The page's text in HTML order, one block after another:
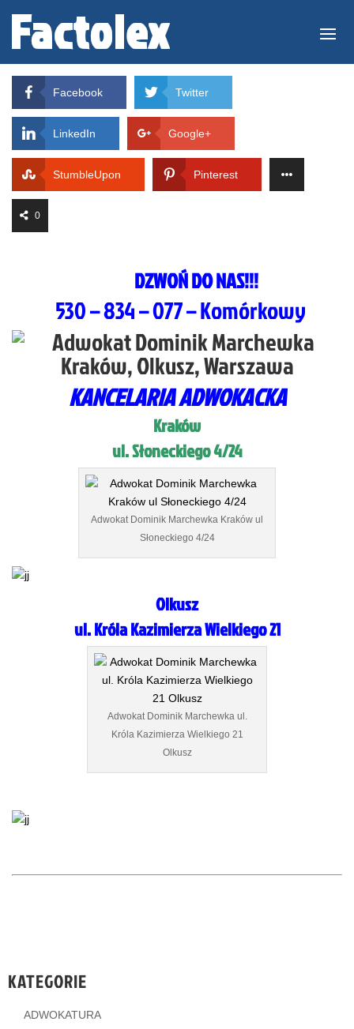
Facebook Twitter
LinkedIn Google+
StumbleUpon Pinterest
0
DZWOŃ DO NAS!!!
530 – 834 – 077 – Komórkowy
KANCELARIA ADWOKACKA
Kraków
ul. Słoneckiego 4/24
Adwokat Dominik Marchewka Kraków ul
Słoneckiego 4/24
Olkusz
ul. Króla Kazimierza Wielkiego 21
Adwokat Dominik Marchewka ul.
Króla Kazimierza Wielkiego 21
Olkusz
KATEGORIE
ADWOKATURA